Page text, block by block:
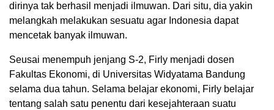
dirinya tak berhasil menjadi ilmuwan. Dari situ, dia yakin
melangkah melakukan sesuatu agar Indonesia dapat
mencetak banyak ilmuwan.
Seusai menempuh jenjang S-2, Firly menjadi dosen
Fakultas Ekonomi, di Universitas Widyatama Bandung
selama dua tahun. Selama belajar ekonomi, Firly belajar
tentang salah satu penentu dari kesejahteraan suatu